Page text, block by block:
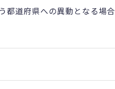
都道府県への異動となる場合